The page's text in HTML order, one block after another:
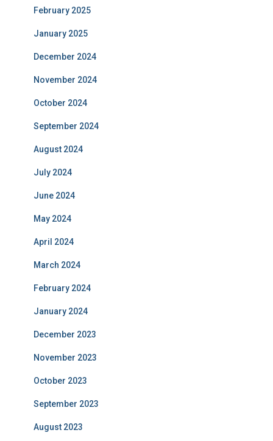
February 2025
January 2025
December 2024
November 2024
October 2024
September 2024
August 2024
July 2024
June 2024
May 2024
April 2024
March 2024
February 2024
January 2024
December 2023
November 2023
October 2023
September 2023
August 2023